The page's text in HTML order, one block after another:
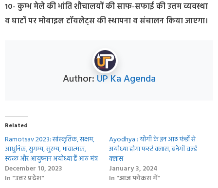
10- कुम्भ मेले की भांति शौचालयों की साफ-सफाई की उत्तम व्यवस्था
व घाटों पर मोबाइल टॉयलेट्स की स्थापना व संचालन किया जाएगा।
Author: UP Ka Agenda
Related
Ramotsav 2023: सांस्कृतिक, सक्षम,
आधुनिक, सुगम्य, सुरम्य, भावात्मक,
स्वच्छ और आयुष्मान अयोध्या हैं आठ मंत्र
December 10, 2023
In "उत्तर प्रदेश"
Ayodhya : योगी के इन आठ फंडों से
अयोध्या होगा फर्स्‍ट क्‍लास, बनेगी वर्ल्‍ड
क्‍लास
January 3, 2024
In "आज फोकस में"